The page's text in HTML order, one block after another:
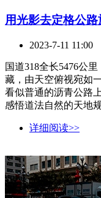
用光影去定格公
2023-7-11 11:00
国道318全长5476公
藏，由天空俯视宛如
看似普通的沥青公路
感悟道法自然的天地
详细阅读>>